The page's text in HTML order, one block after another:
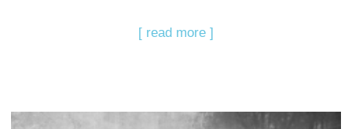
[ read more ]